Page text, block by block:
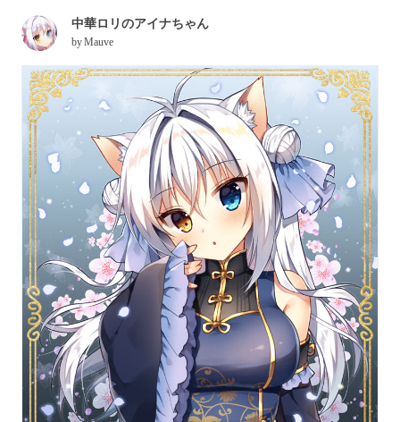
中華ロリのアイナちゃん
byMauve